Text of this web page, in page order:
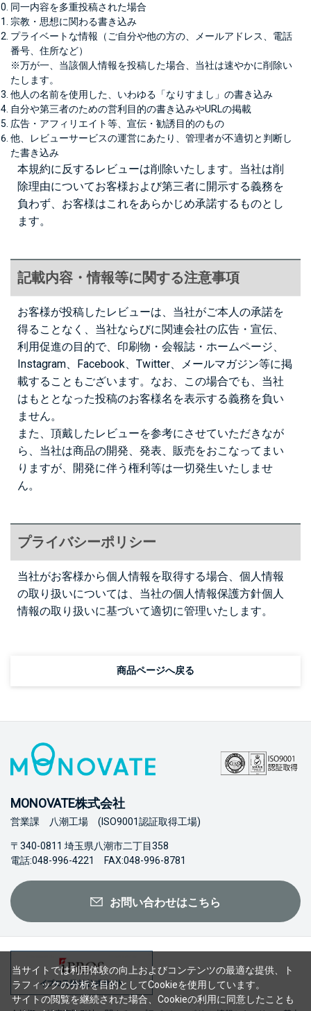
同一内容を多重投稿された場合
宗教・思想に関わる書き込み
プライベートな情報（ご自分や他の方の、メールアドレス、電話
番号、住所など）
※万が一、当該個人情報を投稿した場合、当社は速やかに削除い
たします。
他人の名前を使用した、いわゆる「なりすまし」の書き込み
自分や第三者のための営利目的の書き込みやURLの掲載
広告・アフィリエイト等、宣伝・勧誘目的のもの
他、レビューサービスの運営にあたり、管理者が不適切と判断し
た書き込み
本規約に反するレビューは削除いたします。当社は削
除理由についてお客様および第三者に開示する義務を
負わず、お客様はこれをあらかじめ承諾するものとし
ます。
記載内容・情報等に関する注意事項
お客様が投稿したレビューは、当社がご本人の承諾を
得ることなく、当社ならびに関連会社の広告・宣伝、
利用促進の目的で、印刷物・会報誌・ホームページ、
Instagram、Facebook、Twitter、メールマガジン等に掲
載することもございます。なお、この場合でも、当社
はもととなった投稿のお客様名を表示する義務を負い
ません。
また、頂戴したレビューを参考にさせていただきなが
ら、当社は商品の開発、発表、販売をおこなってまい
りますが、開発に伴う権利等は一切発生いたしませ
ん。
プライバシーポリシー
当社がお客様から個人情報を取得する場合、個人情報
の取り扱いについては、当社の個人情報保護方針個人
情報の取り扱いに基づいて適切に管理いたします。
MONOVATE株式会社
営業課 八潮工場 (ISO9001認証取得工場)
〒340-0811 埼玉県八潮市二丁目358
電話:048-996-4221 FAX:048-996-8781
お問い合わせはこちら
当サイトでは利用体験の向上およびコンテンツの最適な提供、ト
ラフィックの分析を目的としてCookieを使用しています。
サイトの閲覧を継続された場合、Cookieの利用に同意したことも